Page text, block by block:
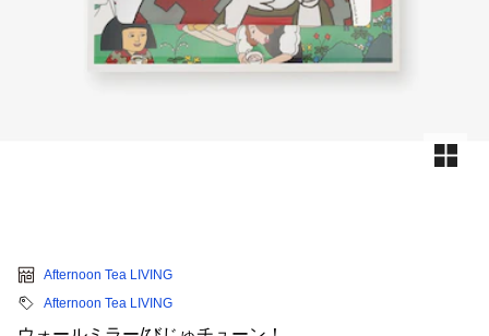
Afternoon Tea LIVING
Afternoon Tea LIVING